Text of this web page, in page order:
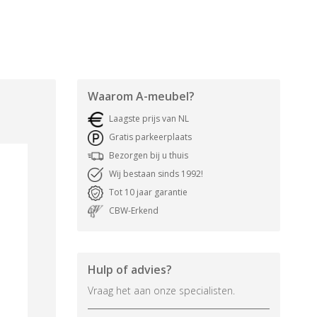
Waarom A-meubel?
Laagste prijs van NL
Gratis parkeerplaats
Bezorgen bij u thuis
Wij bestaan sinds 1992!
Tot 10 jaar garantie
CBW-Erkend
Hulp of advies?
Vraag het aan onze specialisten.